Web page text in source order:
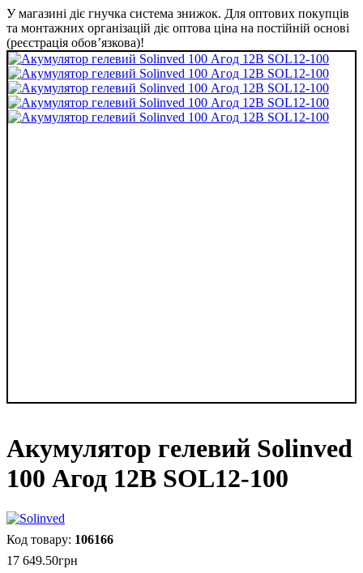
У магазині діє гнучка система знижок. Для оптових покупців
та монтажних організацій діє оптова ціна на постійній основі
(реєстрація обов’язкова)!
Акумулятор гелевий Solinved
100 Агод 12В SOL12-100
106166
17 649.50грн